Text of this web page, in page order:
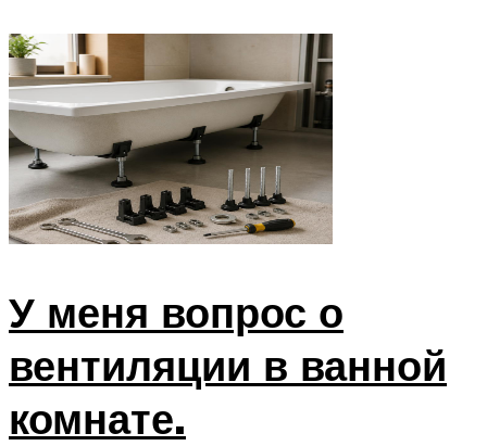
У меня вопрос о
вентиляции в ванной
комнате.